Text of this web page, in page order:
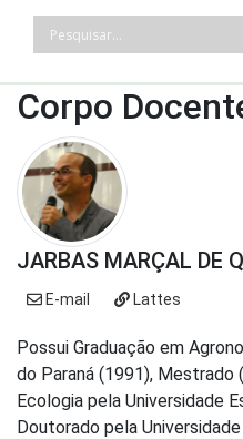
Corpo
JARBAS MARÇAL DE
E-mail Lattes
Possui Graduação em
do Paraná (1991),
Ecologia pela Universidade
Doutorado pela